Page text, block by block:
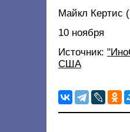
Майкл Кертис
10 ноября
Источник:
США